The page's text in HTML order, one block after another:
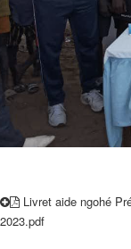
Livret aide ngohé
2023.pdf